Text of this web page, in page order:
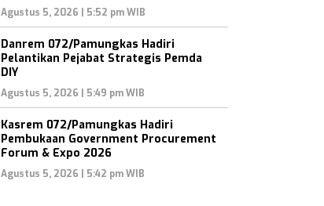
Agustus 5, 2026 | 5:52 pm WIB
Danrem 072/Pamungkas Hadiri
Pelantikan Pejabat Strategis Pemda
DIY
Agustus 5, 2026 | 5:49 pm WIB
Kasrem 072/Pamungkas Hadiri
Pembukaan Government Procurement
Forum & Expo 2026
Agustus 5, 2026 | 5:42 pm WIB